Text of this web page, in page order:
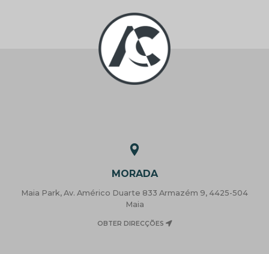
MORADA
Maia Park, Av. Américo Duarte 833 Armazém 9, 4425-504
Maia
OBTER DIRECÇÕES